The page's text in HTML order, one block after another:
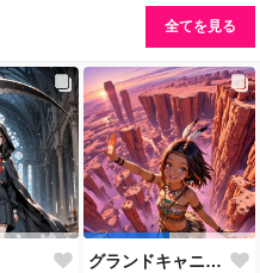
全てを見る
グランドキャニオン